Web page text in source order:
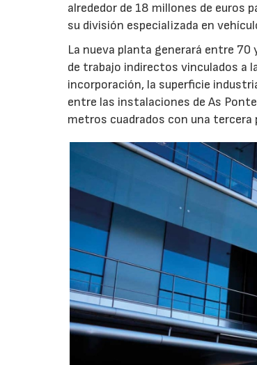
alrededor de 18 millones de euros
su división especializada en
La nueva planta generará entre
de trabajo indirectos vinculados a
incorporación, la superficie
entre las instalaciones de As
metros cuadrados con una